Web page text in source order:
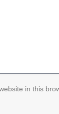
in this